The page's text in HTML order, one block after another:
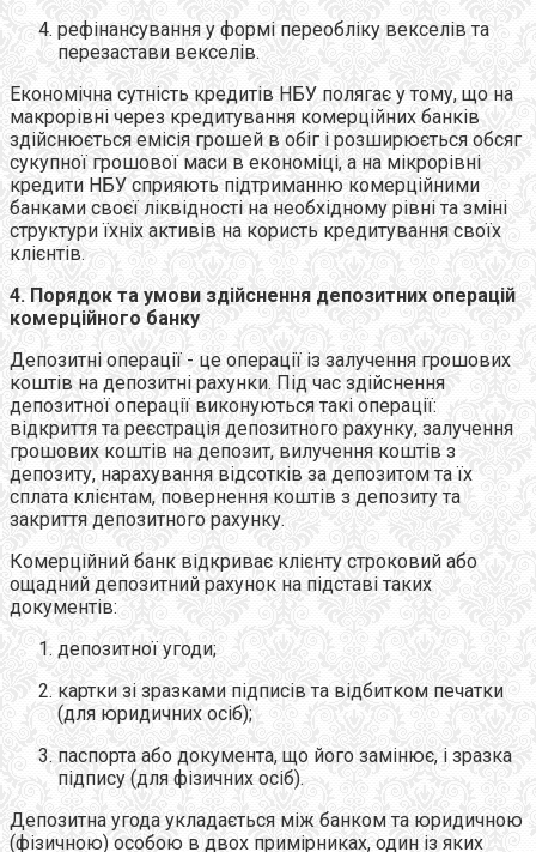
рефінансування у формі переобліку векселів та
перезастави векселів.
Економічна сутність кредитів НБУ полягає у тому, що на
макрорівні через кредитування комерційних банків
здійснюється емісія грошей в обіг і розширюється обсяг
сукупної грошової маси в економіці, а на мікрорівні
кредити НБУ сприяють підтриманню комерційними
банками своєї ліквідності на необхідному рівні та зміні
структури їхніх активів на користь кредитування своїх
клієнтів.
4. Порядок та умови здійснення депозитних операцій
комерційного банку
Депозитні операції - це операції із залучення грошових
коштів на депозитні рахунки. Під час здійснення
депозитної операції виконуються такі операції:
відкриття та реєстрація депозитного рахунку, залучення
грошових коштів на депозит, вилучення коштів з
депозиту, нарахування відсотків за депозитом та їх
сплата клієнтам, повернення коштів з депозиту та
закриття депозитного рахунку.
Комерційний банк відкриває клієнту строковий або
ощадний депозитний рахунок на підставі таких
документів:
депозитної угоди;
картки зі зразками підписів та відбитком печатки
(для юридичних осіб);
паспорта або документа, що його замінює, і зразка
підпису (для фізичних осіб).
Депозитна угода укладається між банком та юридичною
(фізичною) особою в двох примірниках, один із яких